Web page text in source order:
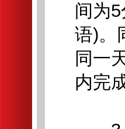
间为
语)。
同一
内完